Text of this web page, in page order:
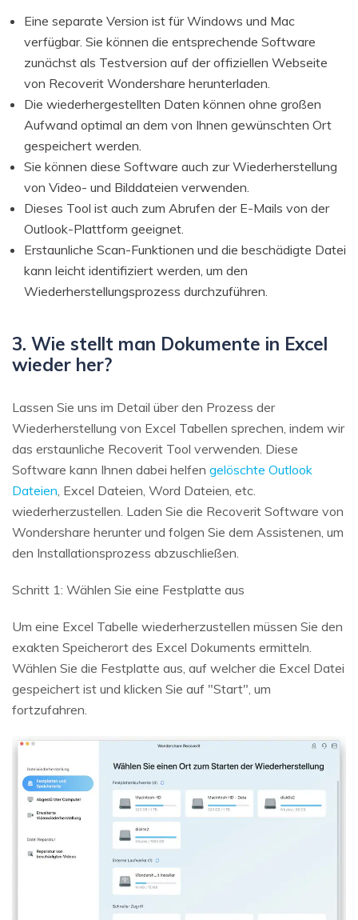
Eine separate Version ist für Windows und Mac
verfügbar. Sie können die entsprechende Software
zunächst als Testversion auf der offiziellen Webseite
von Recoverit Wondershare herunterladen.
Die wiederhergestellten Daten können ohne großen
Aufwand optimal an dem von Ihnen gewünschten Ort
gespeichert werden.
Sie können diese Software auch zur Wiederherstellung
von Video- und Bilddateien verwenden.
Dieses Tool ist auch zum Abrufen der E-Mails von der
Outlook-Plattform geeignet.
Erstaunliche Scan-Funktionen und die beschädigte Datei
kann leicht identifiziert werden, um den
Wiederherstellungsprozess durchzuführen.
3. Wie stellt man Dokumente in Excel
wieder her?
Lassen Sie uns im Detail über den Prozess der
Wiederherstellung von Excel Tabellen sprechen, indem wir
das erstaunliche Recoverit Tool verwenden. Diese
Software kann Ihnen dabei helfen gelöschte Outlook
Dateien , Excel Dateien, Word Dateien, etc.
wiederherzustellen. Laden Sie die Recoverit Software von
Wondershare herunter und folgen Sie dem Assistenen, um
den Installationsprozess abzuschließen.
Schritt 1: Wählen Sie eine Festplatte aus
Um eine Excel Tabelle wiederherzustellen müssen Sie den
exakten Speicherort des Excel Dokuments ermitteln.
Wählen Sie die Festplatte aus, auf welcher die Excel Datei
gespeichert ist und klicken Sie auf "Start", um
fortzufahren.